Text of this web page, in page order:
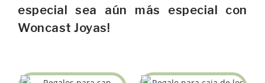
especial sea aún más especial con
Woncast Joyas!